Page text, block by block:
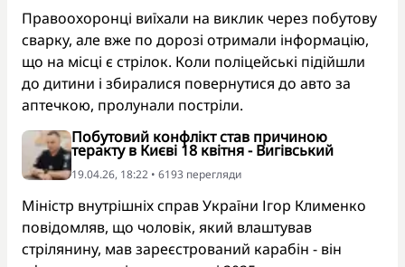
Правоохоронці виїхали на виклик через побутову
сварку, але вже по дорозі отримали інформацію,
що на місці є стрілок. Коли поліцейські підійшли
до дитини і збиралися повернутися до авто за
аптечкою, пролунали постріли.
Побутовий конфлікт став причиною
теракту в Києві 18 квітня - Вигівський
19.04.26, 18:22 • 6193 перегляди
Міністр внутрішніх справ України Ігор Клименко
повідомляв, що чоловік, який влаштував
стрілянину, мав зареєстрований карабін - він